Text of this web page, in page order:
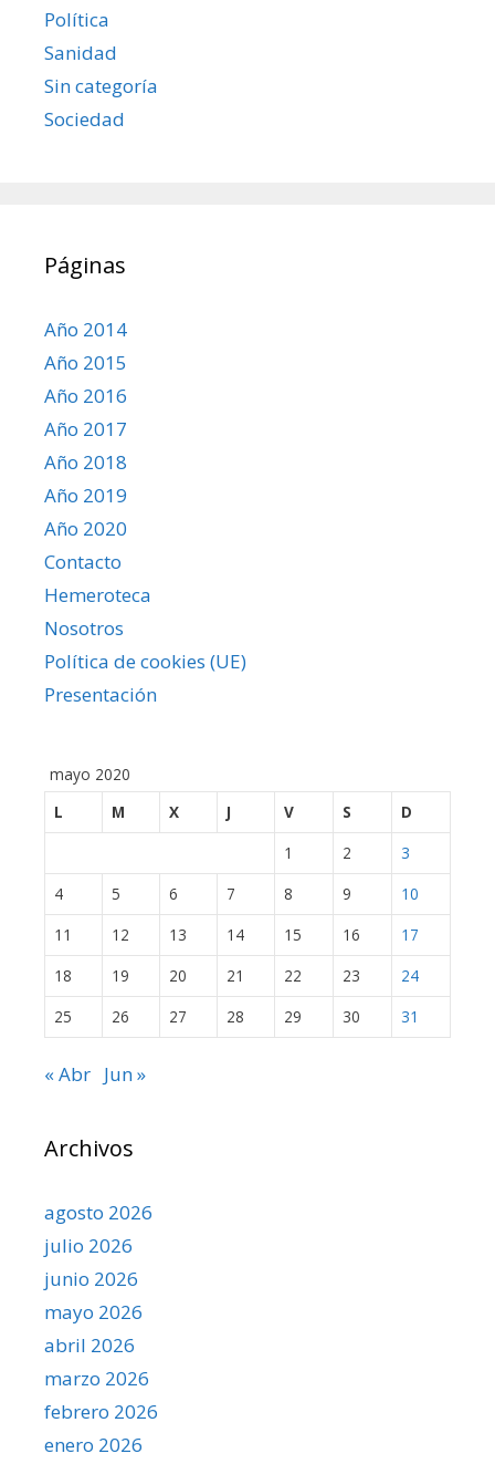
Política
Sanidad
Sin categoría
Sociedad
Páginas
Año 2014
Año 2015
Año 2016
Año 2017
Año 2018
Año 2019
Año 2020
Contacto
Hemeroteca
Nosotros
Política de cookies (UE)
Presentación
mayo 2020
L
M X J V S
D
1
2
3
4
5 6 7 8 9
10
11
12 13 14 15 16
17
18
19 20 21 22 23
24
25
26 27 28 29 30 31
« Abr Jun »
Archivos
agosto 2026
julio 2026
junio 2026
mayo 2026
abril 2026
marzo 2026
febrero 2026
enero 2026